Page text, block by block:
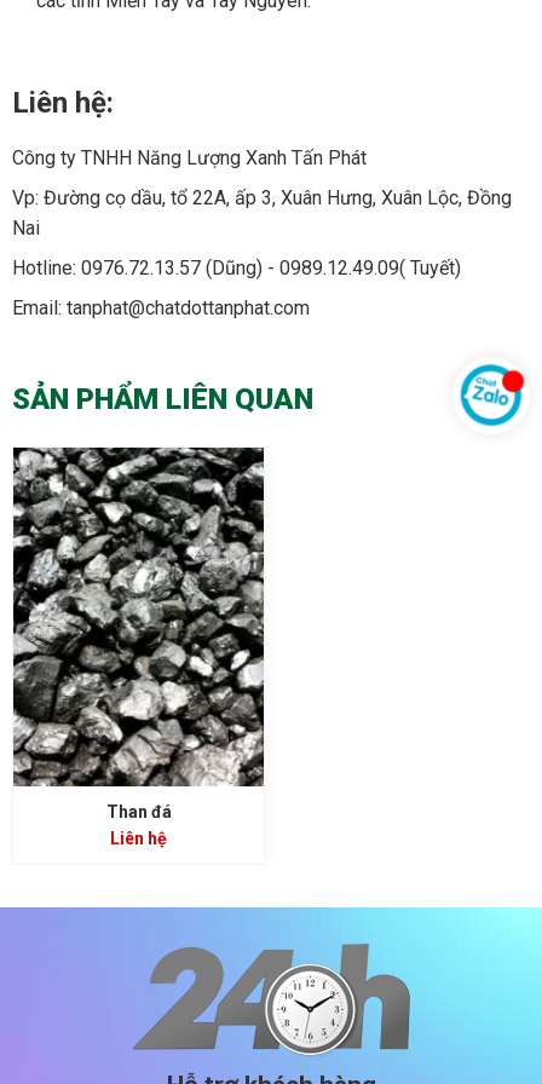
Liên hệ:
Công ty TNHH Năng Lượng Xanh Tấn Phát
Vp: Đường cọ dầu, tổ 22A, ấp 3, Xuân Hưng, Xuân Lộc, Đồng
Nai
Hotline: 0976.72.13.57 (Dũng) - 0989.12.49.09( Tuyết)
Email: tanphat@chatdottanphat.com
SẢN PHẨM LIÊN QUAN
Than đá
Liên hệ